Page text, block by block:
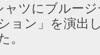
ャツにブルー
ョン」を演出
。